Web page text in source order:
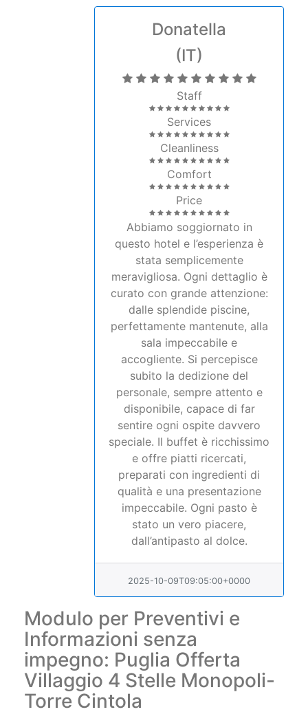
Donatella
(IT)
Staff
Services
Cleanliness
Comfort
Price
Abbiamo soggiornato in
questo hotel e l’esperienza è
stata semplicemente
meravigliosa. Ogni dettaglio è
curato con grande attenzione:
dalle splendide piscine,
perfettamente mantenute, alla
sala impeccabile e
accogliente. Si percepisce
subito la dedizione del
personale, sempre attento e
disponibile, capace di far
sentire ogni ospite davvero
speciale. Il buffet è ricchissimo
e offre piatti ricercati,
preparati con ingredienti di
qualità e una presentazione
impeccabile. Ogni pasto è
stato un vero piacere,
dall’antipasto al dolce.
2025-10-09T09:05:00+0000
Modulo per Preventivi e
Informazioni senza
impegno: Puglia Offerta
Villaggio 4 Stelle Monopoli-
Torre Cintola